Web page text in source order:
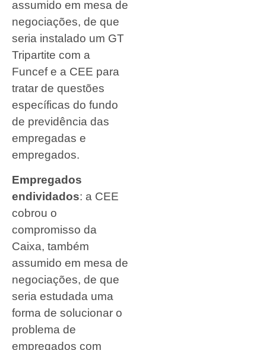
assumido em mesa de
negociações, de que
seria instalado um GT
Tripartite com a
Funcef e a CEE para
tratar de questões
específicas do fundo
de previdência das
empregadas e
empregados.
Empregados
endividados: a CEE
cobrou o
compromisso da
Caixa, também
assumido em mesa de
negociações, de que
seria estudada uma
forma de solucionar o
problema de
empregados com